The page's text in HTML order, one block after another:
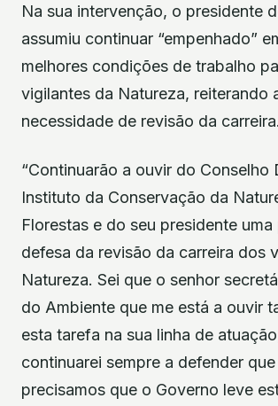
Na sua intervenção, o presidente
assumiu continuar “empenhado”
melhores condições de trabalho
vigilantes da Natureza, reiterando
necessidade de revisão da carreira.
“Continuarão a ouvir do Conselho
Instituto da Conservação da
Florestas e do seu presidente
defesa da revisão da carreira dos
Natureza. Sei que o senhor
do Ambiente que me está a ouvir
esta tarefa na sua linha de
continuarei sempre a defender
precisamos que o Governo leve